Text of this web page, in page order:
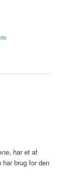
har et af
brug for den